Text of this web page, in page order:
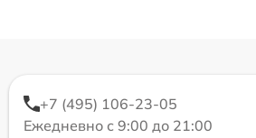
+7 (495) 106-23-05
Ежедневно с 9:00 до 21:00